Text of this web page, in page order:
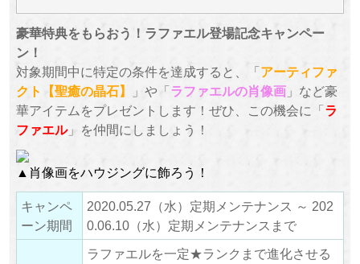
豪華特典をもらおう！ラファエル登場記念キャンペー
ン！
対象期間中に特定の条件を達成すると、「 アーティファ
クト【聖癒の晶石】
」や「 ラファエルの肖像画」など豪
華アイテムをプレゼントします！ぜひ、この機会に「 ラ
ファエル」を仲間にしましょう！
▲肖像画をハウジングに飾ろう！
キャンペ
ーン期間
2020.05.27（水）定期メンテナンス ～ 202
0.06.10（水）定期メンテナンスまで
ラファエルを一定★ランクまで進化させる